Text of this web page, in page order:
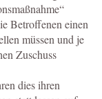
Betroffenen einen
müssen und je
Zuschuss
dies ihren